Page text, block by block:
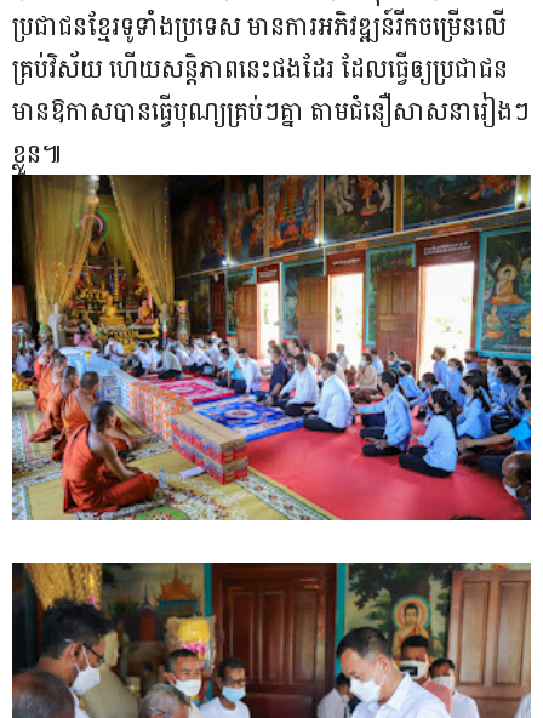
ប្រជាជន​ខ្មែរ​ទូទាំង​ប្រទេស មាន​ការអភិវឌ្ឍន៍​រីកចម្រើន​លើ​
គ្រប់​វិស័យ ហើយ​សន្តិភាព​នេះ​ផងដែរ ដែល​ធ្វើឲ្យ​ប្រជាជន
មាន​ឱកាស​បាន​ធ្វើ​បុណ្យ​គ្រប់ៗ​គ្នា តាម​ជំនឿ​សាសនា​រៀងៗ​
ខ្លួន​៕ ​